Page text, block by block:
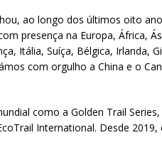
ao longo dos últimos oito
presença na Europa, África,
Itália, Suíça, Bélgica, Irlanda,
com orgulho a China e o
como a Golden Trail Series,
International. Desde